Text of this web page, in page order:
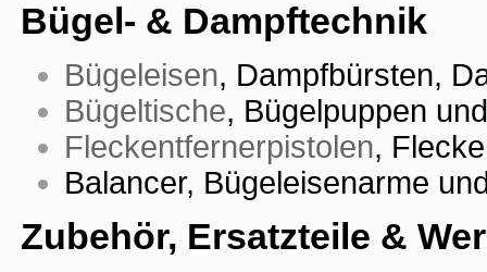
Bügel- & Dampftechnik
Bügeleisen, Dampfbürsten,
Bügeltische, Bügelpuppen
Fleckentfernerpistolen,
Balancer, Bügeleisenarme
Zubehör, Ersatzteile &